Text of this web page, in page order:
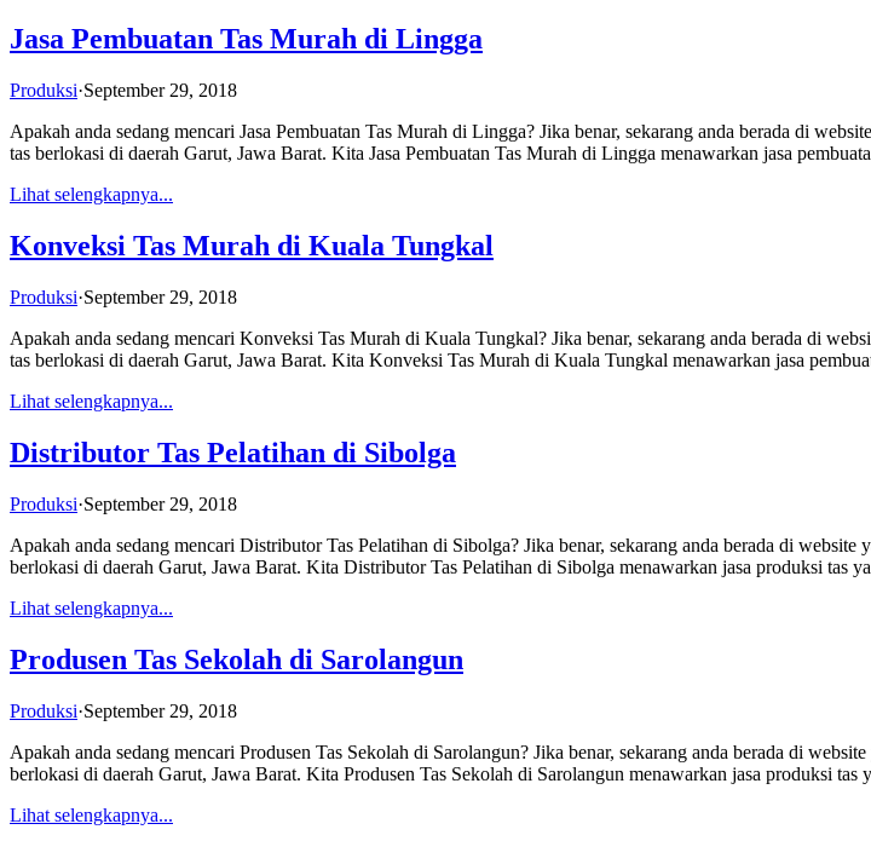
Jasa Pembuatan Tas Murah di Lingga
Produksi·September 29, 2018
Apakah anda sedang mencari Jasa Pembuatan Tas Murah di Lingga? Jika benar, sekarang anda berada di
tas berlokasi di daerah Garut, Jawa Barat. Kita Jasa Pembuatan Tas Murah di Lingga menawarkan jasa
Lihat selengkapnya...
Konveksi Tas Murah di Kuala Tungkal
Produksi·September 29, 2018
Apakah anda sedang mencari Konveksi Tas Murah di Kuala Tungkal? Jika benar, sekarang anda berada di
tas berlokasi di daerah Garut, Jawa Barat. Kita Konveksi Tas Murah di Kuala Tungkal menawarkan jasa
Lihat selengkapnya...
Distributor Tas Pelatihan di Sibolga
Produksi·September 29, 2018
Apakah anda sedang mencari Distributor Tas Pelatihan di Sibolga? Jika benar, sekarang anda berada di
berlokasi di daerah Garut, Jawa Barat. Kita Distributor Tas Pelatihan di Sibolga menawarkan jasa produksi tas
Lihat selengkapnya...
Produsen Tas Sekolah di Sarolangun
Produksi·September 29, 2018
Apakah anda sedang mencari Produsen Tas Sekolah di Sarolangun? Jika benar, sekarang anda berada di
berlokasi di daerah Garut, Jawa Barat. Kita Produsen Tas Sekolah di Sarolangun menawarkan jasa produksi
Lihat selengkapnya...